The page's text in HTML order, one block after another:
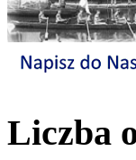
Liczba